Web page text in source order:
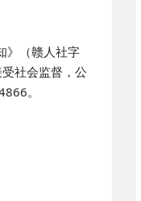
》（赣人社字
社会监督，公
。